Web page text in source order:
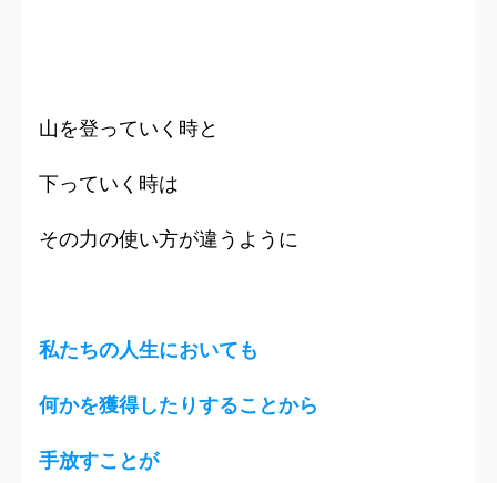
山を登っていく時と
下っていく時は
その力の使い方が違うように
私たちの人生においても
何かを獲得したりすることから
手放すことが